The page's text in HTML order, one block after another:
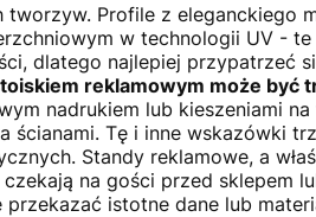
Profile z eleganckiego
w technologii UV - te
dlatego najlepiej przypatrzeć
reklamowym może być
nadrukiem lub kieszeniami
Tę i inne wskazówki
Standy reklamowe, a
na gości przed sklepem
istotne dane lub